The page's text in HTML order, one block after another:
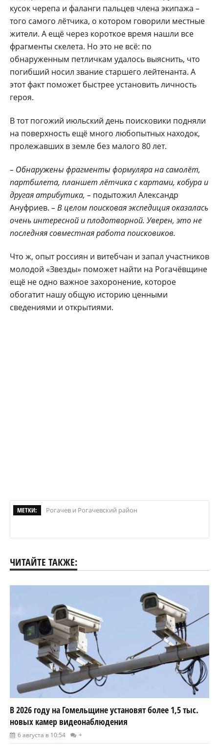
кусок черепа и фаланги пальцев члена экипажа –
того самого лётчика, о котором говорили местные
жители. А ещё через короткое время нашли все
фрагменты скелета. Но это не всё: по
обнаруженным петличкам удалось выяснить, что
погибший носил звание старшего лейтенанта. А
этот факт поможет быстрее установить личность
героя.
В тот погожий июльский день поисковики подняли
на поверхность ещё много любопытных находок,
пролежавших в земле без малого 80 лет.
– Обнаружены фрагменты формуляра на самолёт,
партбилета, планшет лётчика с картами, кобура и
другая атрибутика, – подытожил Александр
Ануфриев. – В целом поисковая экспедиция оказалась
очень интересной и плодотворной. Уверен, это не
последняя совместная работа поисковиков.
Что ж, опыт россиян и витебчан и запал участников
молодой «Звезды» поможет найти на Рогачёвщине
ещё не одно важное захоронение, которое
обогатит нашу общую историю ценными
сведениями и открытиями.
МЕТКИ: Рогачев и Рогачевский район
ЧИТАЙТЕ ТАКЖЕ:
В 2026 году на Гомельщине установят более 1,5 тыс.
новых камер видеонаблюдения
6 августа в 10:54 +